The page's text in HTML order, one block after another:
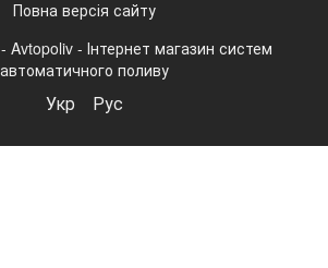
Повна версія сайту
- Інтернет магазин систем
автоматичного поливу
Укр Рус